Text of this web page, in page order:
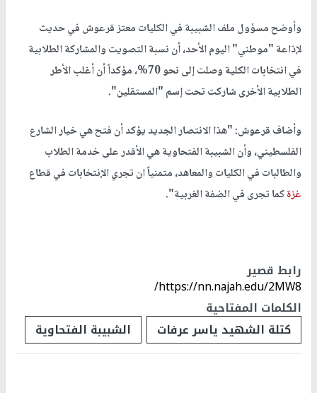
وأوضح مسؤول ملف الشبيبة في الكليات معتز قرعوش في حديث
لإذاعة "موطني" اليوم الأحد، أن نسبة التصويت والمشاركة الطلابية
في انتخابات الكلية وصلت إلى نحو 70%، مؤكداً أن أغلب الأطر
الطلابية الأخرى شاركت تحت إسم "المستقلين".
وأضاف قرعوش: "هذا الانتصار الجديد يؤكد أن فتح هي خيار الشارع
الفلسطيني، وأن الشبيبة الفتحاوية هي الأقدر على خدمة الطلاب
والطالبات في الكليات والمعاهد، متمنياً ان تجري الإنتخابات في قطاع
غزةكما تجرى في الضفة الغربية".
رابط قصير
https://nn.najah.edu/2MW8/
الكلمات المفتاحية
كتلة الشهيد ياسر عرفات
الشبيبة الفتحاوية